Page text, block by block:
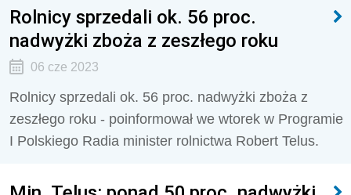
Rolnicy sprzedali ok. 56 proc.
nadwyżki zboża z zeszłego roku
06 cze 2023
Rolnicy sprzedali ok. 56 proc. nadwyżki zboża z
zeszłego roku - poinformował we wtorek w Programie
I Polskiego Radia minister rolnictwa Robert Telus.